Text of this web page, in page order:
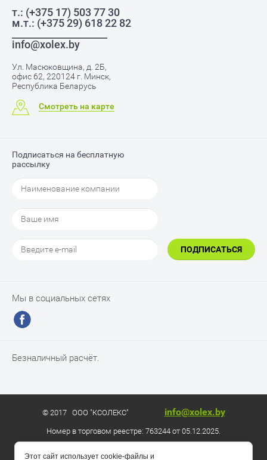
т.: (+375 17) 503 77 30
м.т.: (+375 29) 618 22 82
info@xolex.by
Ул. Масюковщина, д. 2Б,
офис 62, 220124 г. Минск,
Республика Беларусь
Смотреть на карте
Подписаться на бесплатную
рассылку
ПОДПИСАТЬСЯ
Мы в социальных сетях
Безналичный расчёт.
© 2017 ООО "КСОЛЕКС" info@xolex.by
Номер в торговом реестре: 763244 от 05.12.2025.
Разработка сайта - Megagroup.by
Этот сайт использует cookie-файлы и